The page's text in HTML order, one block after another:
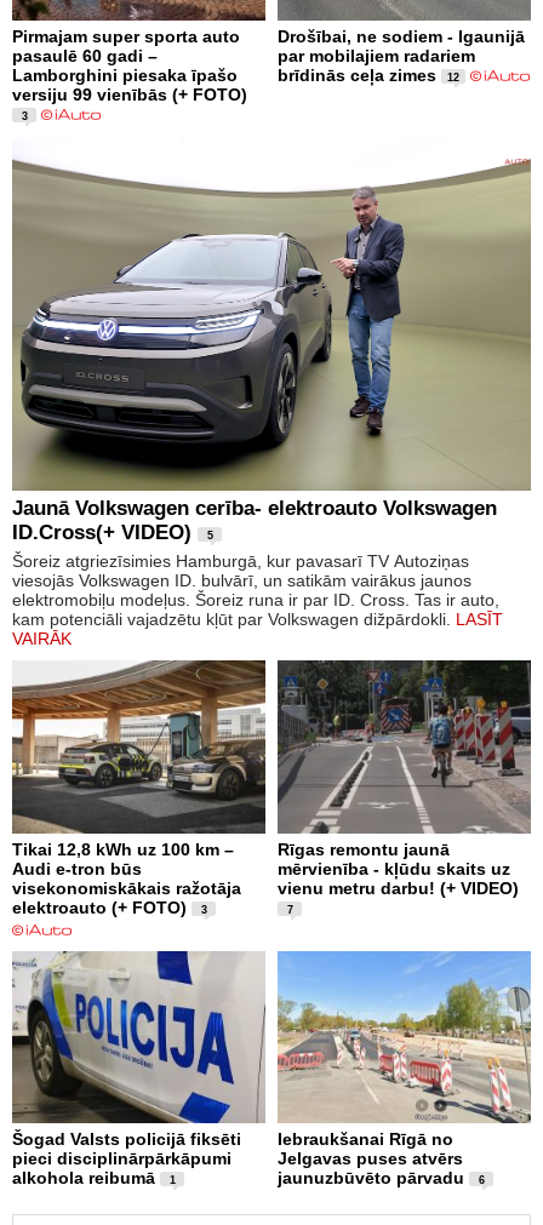
Pirmajam super sporta auto
pasaulē 60 gadi –
Lamborghini piesaka īpašo
versiju 99 vienībās (+ FOTO)
3
Drošībai, ne sodiem - Igaunijā
par mobilajiem radariem
brīdinās ceļa zimes
12
Jaunā Volkswagen cerība- elektroauto Volkswagen
ID.Cross(+ VIDEO)
5
Šoreiz atgriezīsimies Hamburgā, kur pavasarī TV Autoziņas
viesojās Volkswagen ID. bulvārī, un satikām vairākus jaunos
elektromobiļu modeļus. Šoreiz runa ir par ID. Cross. Tas ir auto,
kam potenciāli vajadzētu kļūt par Volkswagen dižpārdokli. LASĪT
VAIRĀK
Tikai 12,8 kWh uz 100 km –
Audi e-tron būs
visekonomiskākais ražotāja
elektroauto (+ FOTO)
3
Rīgas remontu jaunā
mērvienība - kļūdu skaits uz
vienu metru darbu! (+ VIDEO)
7
Šogad Valsts policijā fiksēti
pieci disciplinārpārkāpumi
alkohola reibumā
1
Iebraukšanai Rīgā no
Jelgavas puses atvērs
jaunuzbūvēto pārvadu
6